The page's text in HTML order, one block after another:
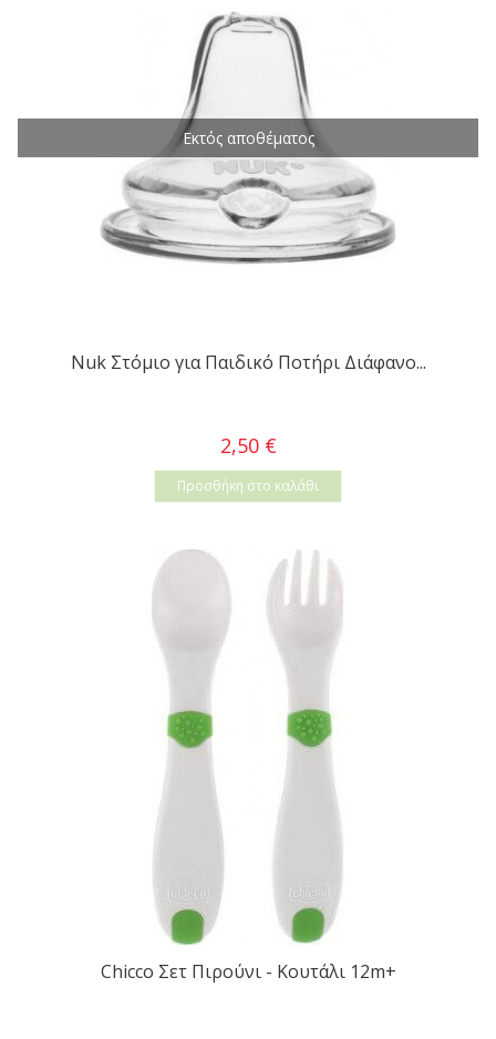
Εκτός αποθέματος
Nuk Στόμιο για Παιδικό Ποτήρι Διάφανο...
2,50 €
Προσθήκη στο καλάθι
Chicco Σετ Πιρούνι - Κουτάλι 12m+